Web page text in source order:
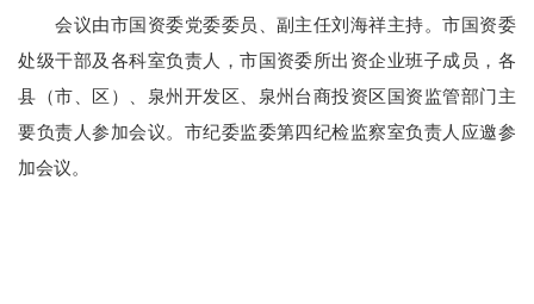
会议由市国资委党委委员、副主任刘海祥主持。市国资委
处级干部及各科室负责人，市国资委所出资企业班子成员，各
县（市、区）、泉州开发区、泉州台商投资区国资监管部门主
要负责人参加会议。市纪委监委第四纪检监察室负责人应邀参
加会议。